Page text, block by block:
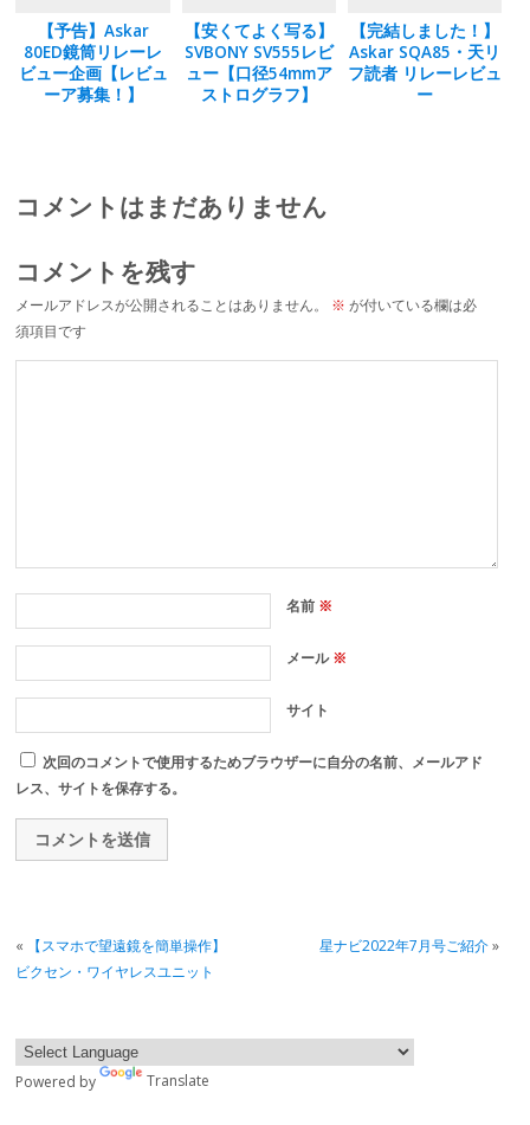
【予告】Askar
80ED鏡筒リレーレ
ビュー企画【レビュ
ーア募集！】
【安くてよく写る】
SVBONY SV555レビ
ュー【口径54mmア
ストログラフ】
【完結しました！】
Askar SQA85・天リ
フ読者 リレーレビュ
ー
コメントはまだありません
コメントを残す
メールアドレスが公開されることはありません。 ※ が付いている欄は必
須項目です
名前 ※
メール※
サイト
次回のコメントで使用するためブラウザーに自分の名前、メールアド
レス、サイトを保存する。
«
【スマホで望遠鏡を簡単操作】
ビクセン・ワイヤレスユニット
星ナビ2022年7月号ご紹介»
Powered by Translate